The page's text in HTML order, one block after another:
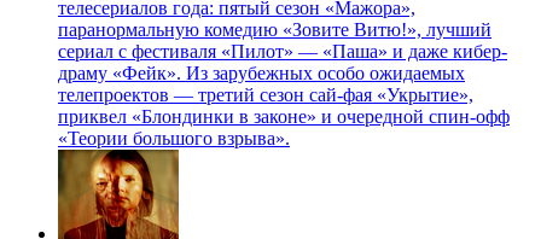
телесериалов года: пятый сезон «Мажора»,
паранормальную комедию «Зовите Витю!», лучший
сериал с фестиваля «Пилот» — «Паша» и даже кибер-
драму «Фейк». Из зарубежных особо ожидаемых
телепроектов — третий сезон сай-фая «Укрытие»,
приквел «Блондинки в законе» и очередной спин-офф
«Теории большого взрыва».